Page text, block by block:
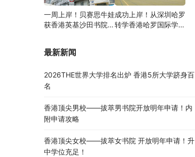
一周上岸！贝赛思牛娃
获香港英基沙田书院录
成功上岸！从深圳哈罗
转学香港哈罗国际学
最新新闻
2026THE世界大学排名出炉 香港5所大学跻身百
名
香港顶尖男校——拔萃男书院开放明年申请！内
附申请攻略
香港顶尖女校——拔萃女书院 开放明年申请！升
中学位充足！